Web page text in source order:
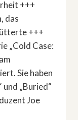
+++
das
+++
„Cold Case:
Sie haben
„Buried“
Joe